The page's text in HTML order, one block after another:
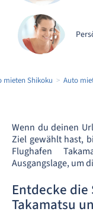
mieten Shikoku Auto
Wenn du deinen
Ziel gewählt hast,
Flughafen
Ausgangslage, um
Entdecke
Takamatsu